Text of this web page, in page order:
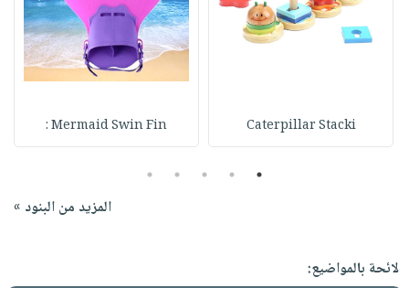
Caterpillar Stacki
Mermaid Swin Fin :
1
2
3
4
5
المزيد من البنود »
لائحة بالمواضيع: